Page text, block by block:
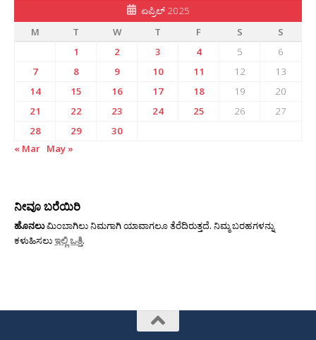
ಏಪ್ರಿಲ್ 2025
M
T W T F S
S
1
2 3 4 5
6
7
8 9 10 11 12
13
14
15 16 17 18 19
20
21
22 23 24 25 26
27
28
29
30
« Mar May »
ನೀವೂ ಬರೆಯಿರಿ
ಹೊನಲುಮಿಂಬಾಗಿಲು ನಿಮಗಾಗಿ ಯಾವಾಗಲೂ ತೆರೆದಿರುತ್ತದೆ. ನಿಮ್ಮ ಬರಹಗಳನ್ನು
ಕಳುಹಿಸಲುಇಲ್ಲಿ ಒತ್ತಿ.